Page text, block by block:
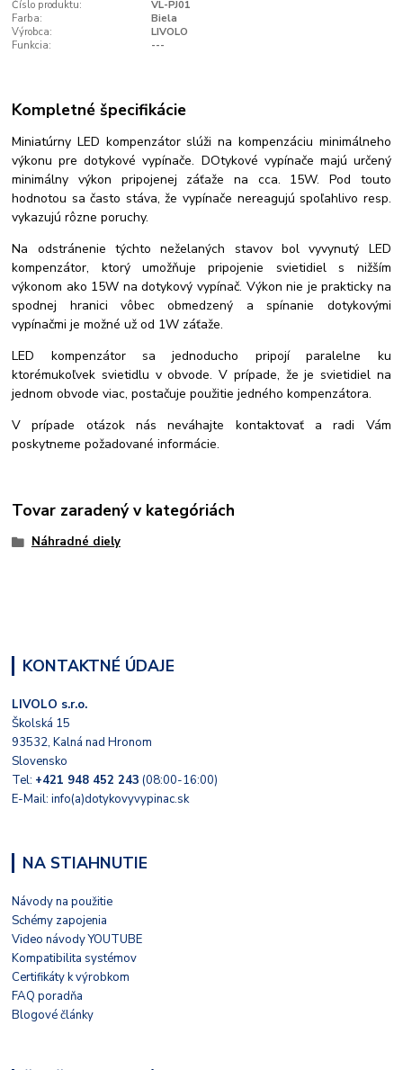
Číslo produktu:
VL-PJ01
Farba:
Biela
Výrobca:
LIVOLO
Funkcia:
---
Kompletné špecifikácie
Miniatúrny LED kompenzátor slúži na kompenzáciu minimálneho
výkonu pre dotykové vypínače. DOtykové vypínače majú určený
minimálny výkon pripojenej záťaže na cca. 15W. Pod touto
hodnotou sa často stáva, že vypínače nereagujú spoľahlivo resp.
vykazujú rôzne poruchy.
Na odstránenie týchto neželaných stavov bol vyvynutý LED
kompenzátor, ktorý umožňuje pripojenie svietidiel s nižším
výkonom ako 15W na dotykový vypínač. Výkon nie je prakticky na
spodnej hranici vôbec obmedzený a spínanie dotykovými
vypínačmi je možné už od 1W záťaže.
LED kompenzátor sa jednoducho pripojí paralelne ku
ktorémukoľvek svietidlu v obvode. V prípade, že je svietidiel na
jednom obvode viac, postačuje použitie jedného kompenzátora.
V prípade otázok nás neváhajte kontaktovať a radi Vám
poskytneme požadované informácie.
Tovar zaradený v kategóriách
Náhradné diely
KONTAKTNÉ ÚDAJE
LIVOLO s.r.o.
Školská 15
93532, Kalná nad Hronom
Slovensko
Tel: +421 948 452 243 (08:00-16:00)
E-Mail: info(a)dotykovyvypinac.sk
NA STIAHNUTIE
Návody na použitie
Schémy zapojenia
Video návody YOUTUBE
Kompatibilita systémov
Certifikáty k výrobkom
FAQ poradňa
Blogové články